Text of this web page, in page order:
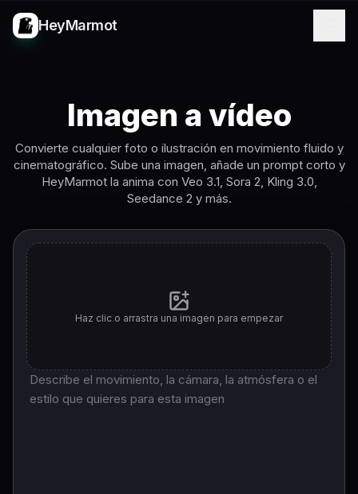
HeyMarmot
Imagen a vídeo
Convierte cualquier foto o ilustración en movimiento fluido y
cinematográfico. Sube una imagen, añade un prompt corto y
HeyMarmot la anima con Veo 3.1, Sora 2, Kling 3.0,
Seedance 2 y más.
Haz clic o arrastra una imagen para empezar